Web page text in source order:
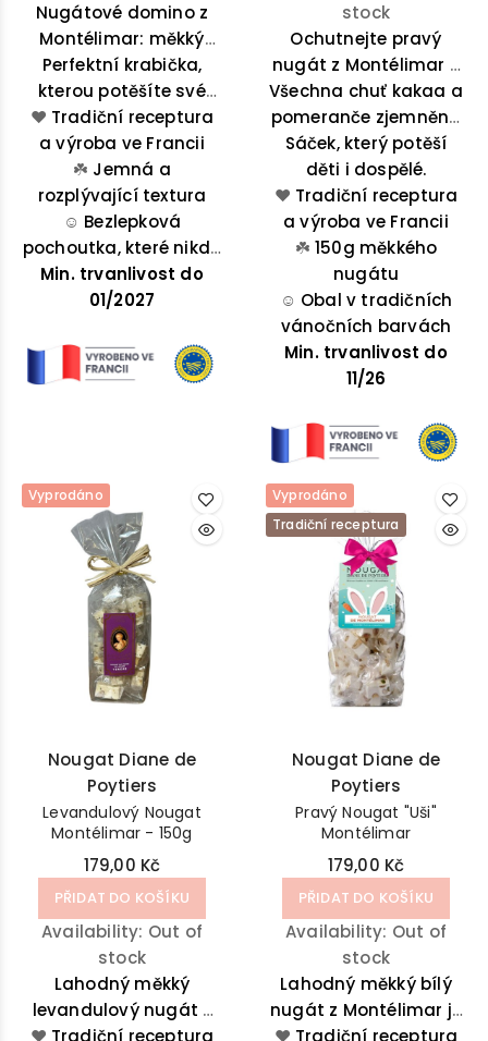
Nugátové domino z
Montélimar: měkký
nugát, měkký nugát
potažený hořkou
čokoládou, měkký
nugát potažený
mléčnou čokoládou s
pomerančovou
příchutí.
Perfektní krabička,
kterou potěšíte své
blízké nebo sami sebe!
❤️ Tradiční receptura
a výroba ve Francii
☘️ Jemná a
rozplývající textura
☺️ Bezlepková
pochoutka, které nikdo
neodolá
Min. trvanlivost do
01/2027
stock
Ochutnejte pravý
nugát z Montélimar s
čokoládou a
pomerančovou kůrou.
Všechna chuť kakaa a
pomeranče zjemněná
medem a mandlemi.
Potěšení, které na
konci roku velmi
oceníte! Tento
čokoládový nugát se
bude skvěle vyjímat
na vašich svátečních
stolech!
Sáček, který potěší
děti i dospělé.
❤️ Tradiční receptura
a výroba ve Francii
☘️ 150g měkkého
nugátu
☺️ Obal v tradičních
vánočních barvách
Min. trvanlivost do
11/26
Vyprodáno
Nougat Diane de
Poytiers
Levandulový Nougat
Montélimar - 150g
179,00 Kč
PŘIDAT DO KOŠÍKU
Availability: Out of
stock
Lahodný měkký
levandulový nugát z
Montélimar je
❤️ Tradiční receptura
Vyprodáno
Tradiční receptura
Nougat Diane de
Poytiers
Pravý Nougat "Uši"
Montélimar
179,00 Kč
PŘIDAT DO KOŠÍKU
Availability: Out of
stock
Lahodný měkký bílý
nugát z Montélimar je
lahodnou směsí medu
❤️ Tradiční receptura